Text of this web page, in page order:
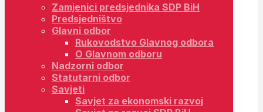
Zamjenici predsjednika SDP BiH
Predsjedništvo
Glavni odbor
Rukovodstvo Glavnog odbora
O Glavnom odboru
Nadzorni odbor
Statutarni odbor
Savjeti
Savjet za ekonomski razvoj